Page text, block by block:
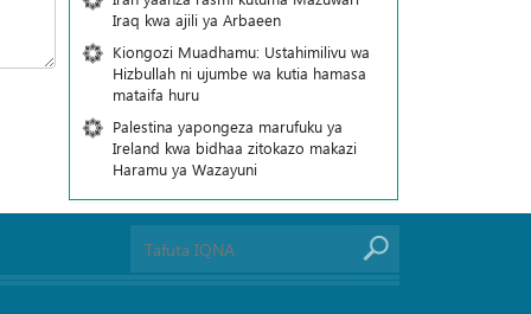
Iraq kwa ajili ya Arbaeen
Kiongozi Muadhamu: Ustahimilivu wa
Hizbullah ni ujumbe wa kutia hamasa
mataifa huru
Palestina yapongeza marufuku ya
Ireland kwa bidhaa zitokazo makazi
Haramu ya Wazayuni